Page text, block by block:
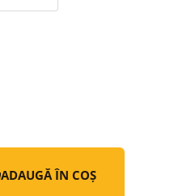
ADAUGĂ ÎN COȘ